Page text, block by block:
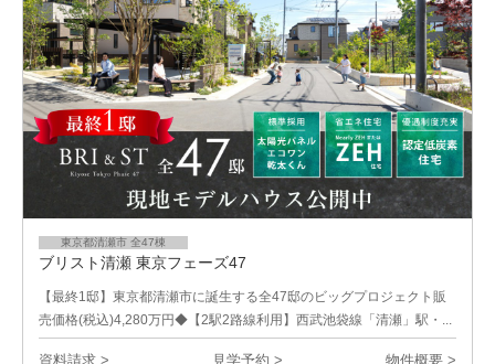
東京都清瀬市 全47棟
ブリスト清瀬 東京フェーズ47
【最終1邸】東京都清瀬市に誕生する全47邸のビッグプロジェクト販
売価格(税込)4,280万円◆【2駅2路線利用】西武池袋線「清瀬」駅・...
資料請求 > 見学予約 > 物件概要 >